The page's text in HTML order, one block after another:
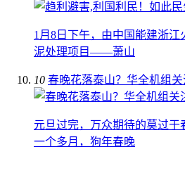
1月8日下午，由中国能建浙
泥处理项目——萧山
10 春晚花落泰山？华全机组
元旦过完，万众期待的莫过于
一个多月，狗年春晚